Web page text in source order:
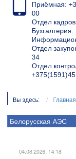
Приёмная:
00
Отдел
Отдел
34
Отдел
Вы здесь: Главная
Белорусская АЭС
04.08.2026, 14:18